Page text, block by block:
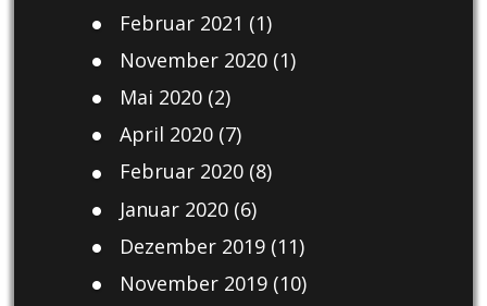
Februar 2021 (1)
November 2020(1)
Mai 2020(2)
April 2020(7)
Februar 2020(8)
Januar 2020(6)
Dezember 2019(11)
November 2019(10)